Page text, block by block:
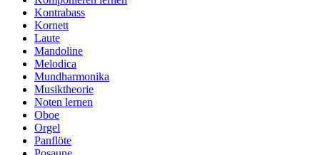
Kontrabass
Kornett
Laute
Mandoline
Melodica
Mundharmonika
Musiktheorie
Noten lernen
Oboe
Orgel
Panflöte